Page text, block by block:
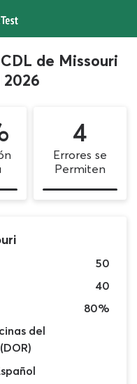
de Missouri
2026
4
Errores se
Permiten
50
40
80%
del